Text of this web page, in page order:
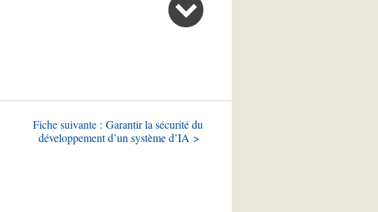
Fiche suivante : Garantir la sécurité du
développement d’un système d’IA >